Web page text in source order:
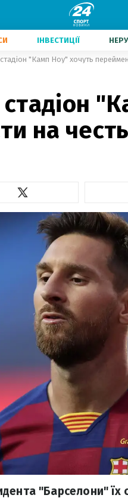
ІНВЕСТИЦІЇ
"Камп Ноу" хочуть
на
"Барселони"